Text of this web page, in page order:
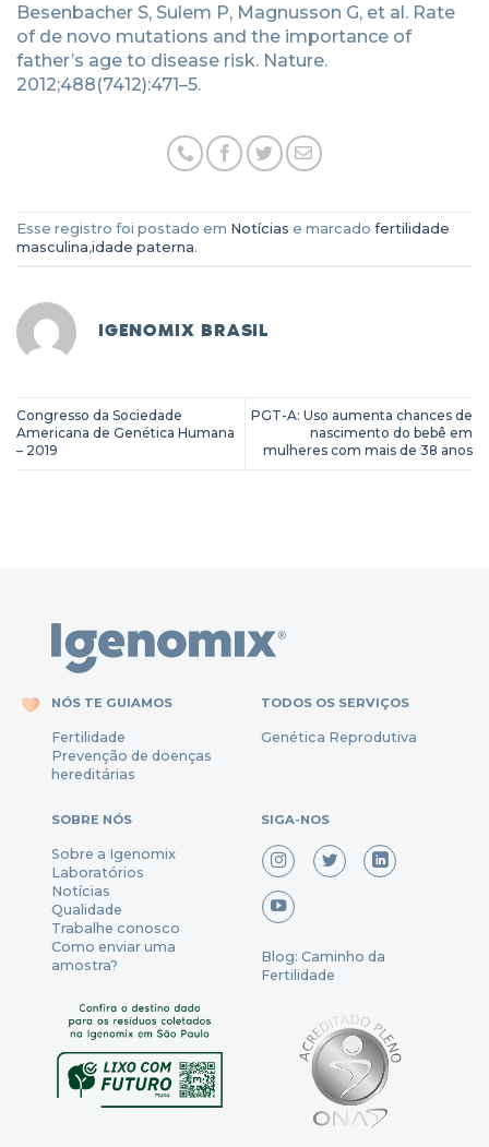
Besenbacher S, Sulem P, Magnusson G, et al. Rate
of de novo mutations and the importance of
father’s age to disease risk. Nature.
2012;488(7412):471–5.
Esse registro foi postado em Notícias e marcado fertilidade
masculina,idade paterna.
IGENOMIX BRASIL
Congresso da Sociedade
Americana de Genética Humana
– 2019
PGT-A: Uso aumenta chances de
nascimento do bebê em
mulheres com mais de 38 anos
NÓS TE GUIAMOS
Fertilidade
Prevenção dedoenças
hereditárias
TODOS OS SERVIÇOS
Genética Reprodutiva
SOBRE NÓS
Sobre a Igenomix
Laboratórios
Notícias
Qualidade
Trabalhe conosco
Como enviar uma
amostra?
SIGA-NOS
Blog: Caminho da
Fertilidade